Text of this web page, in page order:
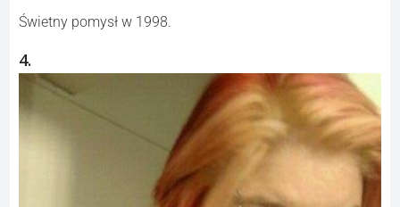
Świetny pomysł w 1998.
4.